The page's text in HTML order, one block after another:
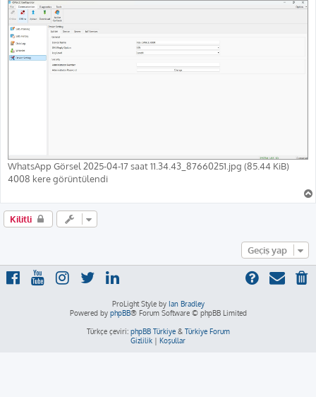
WhatsApp Görsel 2025-04-17 saat 11.34.43_87660251.jpg (85.44 KiB)
4008 kere görüntülendi
Kilitli
Geçiş yap
ProLight Style by Ian Bradley
Powered by phpBB® Forum Software © phpBB Limited
Türkçe çeviri: phpBB Türkiye& Türkiye Forum
Gizlilik | Koşullar